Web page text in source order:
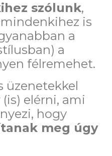
szólunk,
is
a
a
félremehet.
üzenetekkel
(is) elérni, ami
hogy
meg úgy